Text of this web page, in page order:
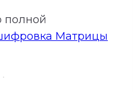
полной
Матрицы